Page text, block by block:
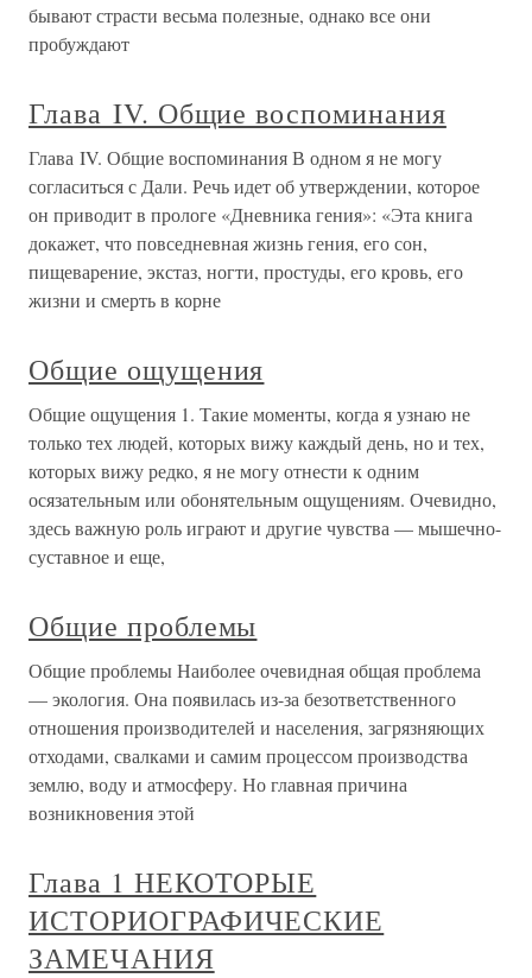
бывают страсти весьма полезные, однако все они
пробуждают
Глава IV. Общие воспоминания
Глава IV. Общие воспоминания В одном я не могу
согласиться с Дали. Речь идет об утверждении, которое
он приводит в прологе «Дневника гения»: «Эта книга
докажет, что повседневная жизнь гения, его сон,
пищеварение, экстаз, ногти, простуды, его кровь, его
жизни и смерть в корне
Общие ощущения
Общие ощущения 1. Такие моменты, когда я узнаю не
только тех людей, которых вижу каждый день, но и тех,
которых вижу редко, я не могу отнести к одним
осязательным или обонятельным ощущениям. Очевидно,
здесь важную роль играют и другие чувства — мышечно-
суставное и еще,
Общие проблемы
Общие проблемы Наиболее очевидная общая проблема
— экология. Она появилась из-за безответственного
отношения производителей и населения, загрязняющих
отходами, свалками и самим процессом производства
землю, воду и атмосферу. Но главная причина
возникновения этой
Глава 1 НЕКОТОРЫЕ
ИСТОРИОГРАФИЧЕСКИЕ
ЗАМЕЧАНИЯ